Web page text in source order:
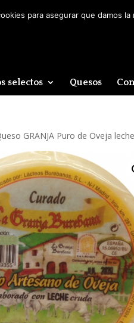
selectos Quesos
GRANJA Puro de Oveja
para asegurar que damos